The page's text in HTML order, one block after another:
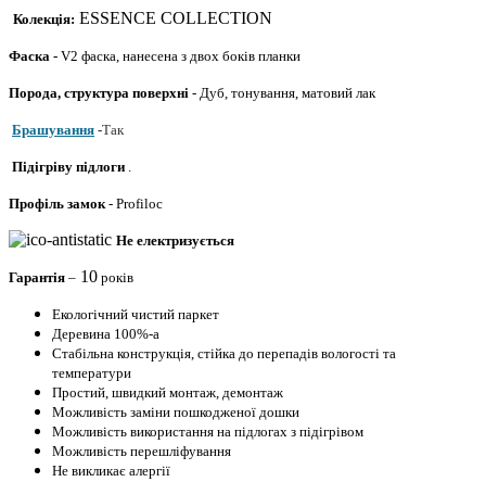
Колекція: ESSENCE COLLECTION
Фаска - V2 фаска, нанесена з двох боків планки
Порода, структура поверхні - Дуб, тонування, матовий лак
Брашування -Так
Підігріву підлоги
Профіль замок - Profiloc
Не електризується
Гарантія – 10 років
Екологічний чистий паркет
Деревина 100%-а
Стабільна конструкція, стійка до перепадів вологості та
температури
Простий, швидкий монтаж, демонтаж
Можливість заміни пошкодженої дошки
Можливість використання на підлогах з підігрівом
Можливість перешліфування
Не викликає алергії